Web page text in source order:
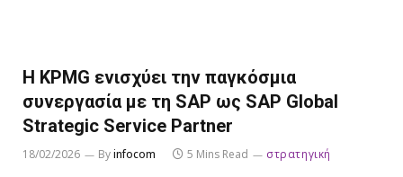
Η KPMG ενισχύει την παγκόσμια
συνεργασία με τη SAP ως SAP Global
Strategic Service Partner
18/02/2026 Byinfocom 5 Mins Read στρατηγική